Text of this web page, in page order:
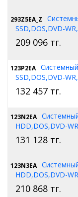
293Z5EA_Z
SSD,DOS,DVD-
209 096 тг.
123P2EA
SSD,DOS,DVD-
132 457 тг.
123N2EA
HDD,DOS,DVD-
131 128 тг.
123N3EA
HDD,DOS,DVD-
210 868 тг.